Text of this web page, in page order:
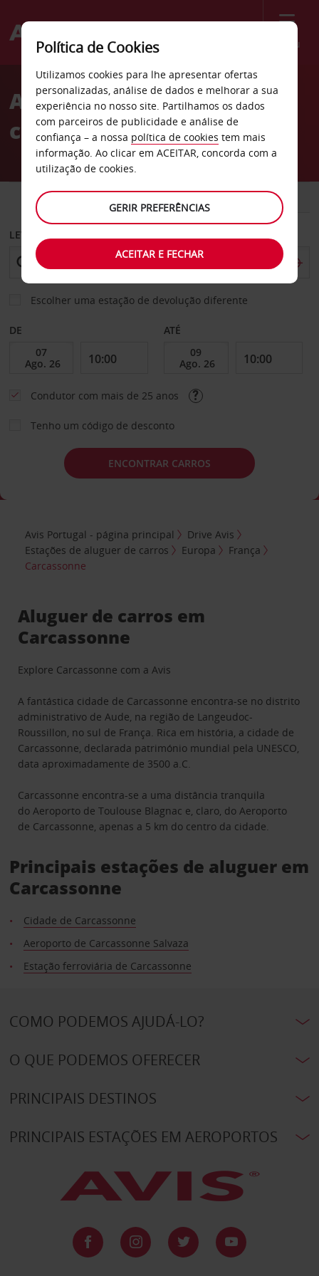
Menu
Welcome
AvisAluguer de
carros Carcassonne
CARRO COMERCIAIS
LEVANTAR EM
Escolher uma estação de devolução diferente
DE ATÉ
Condutor com mais de 25 anos
Tenho um código de desconto
ENCONTRAR CARROS
Avis Portugal - página principal
Drive Avis
Estações de aluguer de carros
Europa
França
Carcassonne
Aluguer de carros em
Carcassonne
Explore Carcassonne com a Avis
A fantástica cidade de Carcassonne encontra-se no distrito
administrativo de Aude, na região de Langeudoc-
Roussillon, no sul de França. Rica em história, a cidade de
Carcassonne, declarada património mundial pela UNESCO,
data aproximadamente de 3500 a.C.
Carcassonne encontra-se a uma distância tranquila
do Aeroporto de Toulouse Blagnac e, claro, do Aeroporto
de Carcassonne, apenas a 5 km do centro da cidade.
Principais estações de aluguer em
Carcassonne
Cidade de Carcassonne
Aeroporto de Carcassonne Salvaza
Estação ferroviária de Carcassonne
COMO PODEMOS AJUDÁ-LO?
O QUE PODEMOS OFERECER
PRINCIPAIS DESTINOS
PRINCIPAIS ESTAÇÕES EM AEROPORTOS
Política de Cookies
Utilizamos cookies para lhe apresentar ofertas
personalizadas, análise de dados e melhorar a sua
experiência no nosso site. Partilhamos os dados
com parceiros de publicidade e análise de
confiança – a nossa política de cookies tem mais
informação. Ao clicar em ACEITAR, concorda com a
utilização de cookies.
GERIR PREFERÊNCIAS
ACEITAR E FECHAR